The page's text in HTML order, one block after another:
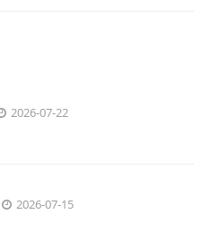
2026-07-22
2026-07-15